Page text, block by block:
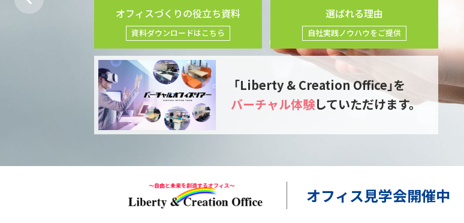
オフィスづくりの役立ち資料
資料ダウンロードはこちら
選ばれる理由
自社実践ノウハウをご提供
｢Liberty & Creation Office｣を
バーチャル体験していただけます。
オフィス見学会開催中